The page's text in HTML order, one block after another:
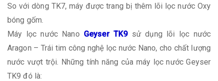
So với dòng TK7, máy được trang bị thêm lõi lọc nước Oxy
bóng gốm.
Máy lọc nước Nano Geyser TK9sử dụng lõi lọc nước
Aragon – Trái tim công nghệ lọc nước Nano, cho chất lượng
nước vượt trội. Những tính năng của máy lọc nước Geyser
TK9 đó là: